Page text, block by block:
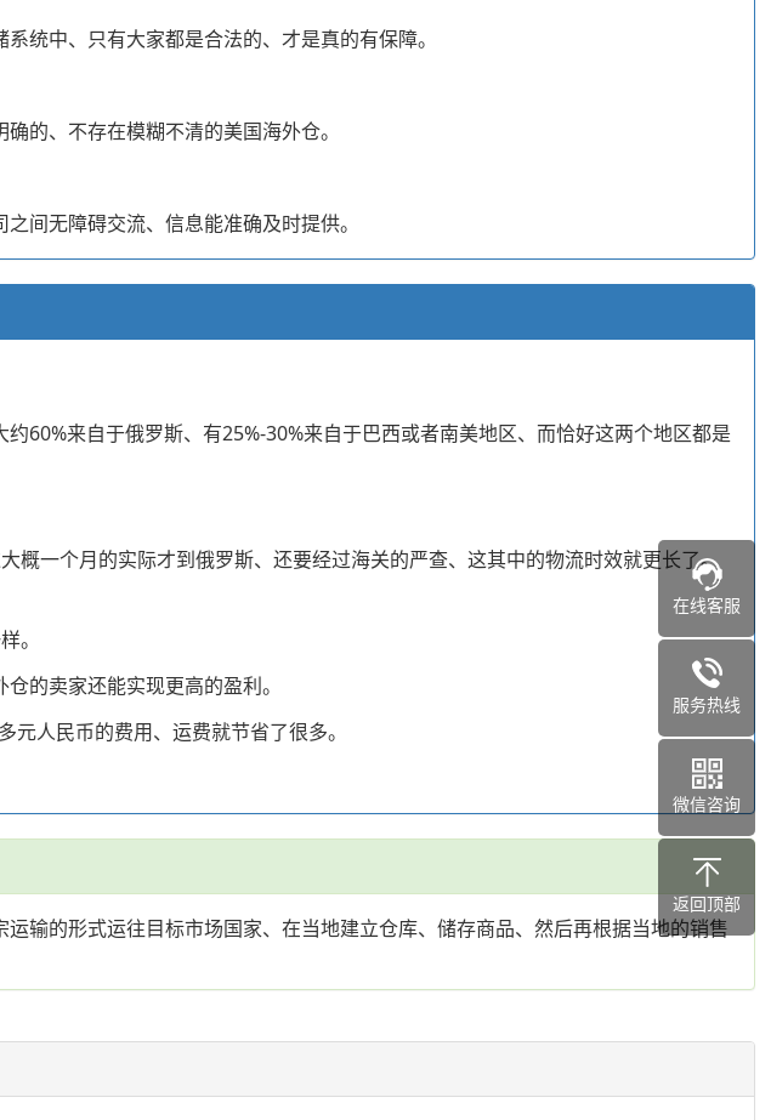
统中、只有大家都是合法的、才是真的有保障。
的、不存在模糊不清的美国海外仓。
间无障碍交流、信息能准确及时提供。
60%来自于俄罗斯、有25%-30%来自于巴西或者南美地区、而恰好这两个地区都是
一个月的实际才到俄罗斯、还要经过海关的严查、这其中的物流时效就更长了。
。
的卖家还能实现更高的盈利。
人民币的费用、运费就节省了很多。
输的形式运往目标市场国家、在当地建立仓库、储存商品、然后再根据当地的销售
在线客服
服务热线
微信咨询
返回顶部